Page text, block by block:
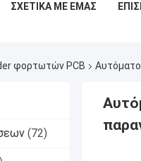
ΣΧΕΤΙΚΆ ΜΕ ΕΜΆΣ
φορτωτών PCB
(72)